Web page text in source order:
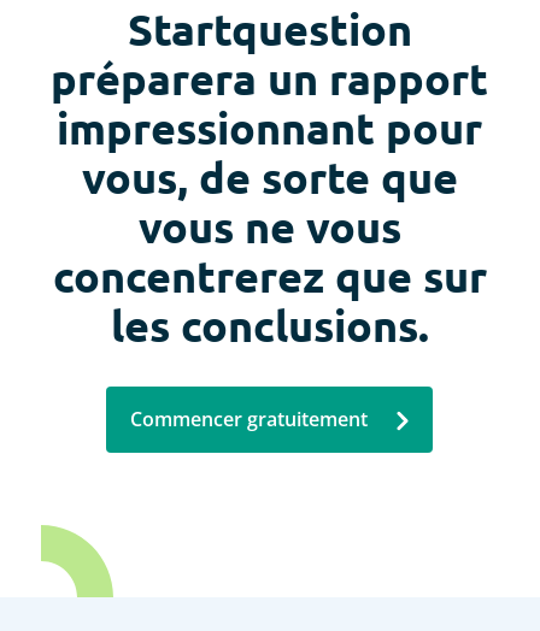
Startquestion
préparera un rapport
impressionnant pour
vous, de sorte que
vous ne vous
concentrerez que sur
les conclusions.
Commencer gratuitement